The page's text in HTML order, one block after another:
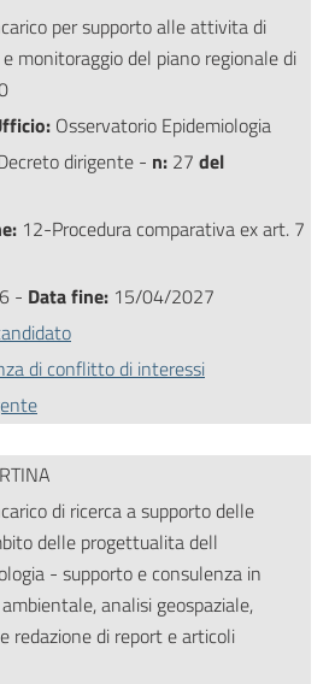
per supporto alle attivita di
monitoraggio del piano regionale di
Osservatorio Epidemiologia
dirigente - n: 27 del
12-Procedura comparativa ex art. 7
- Data fine: 15/04/2027
di conflitto di interessi
di ricerca a supporto delle
delle progettualita dell
- supporto e consulenza in
analisi geospaziale,
redazione di report e articoli